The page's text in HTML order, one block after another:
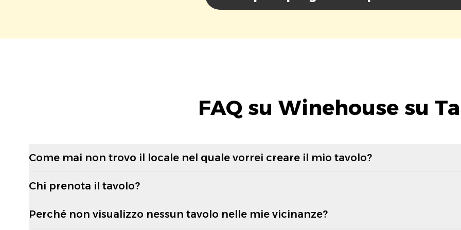
FAQ su Winehouse su
Come mai non trovo il locale nel quale vorrei creare il mio tavolo?
Chi prenota il tavolo?
Perché non visualizzo nessun tavolo nelle mie vicinanze?